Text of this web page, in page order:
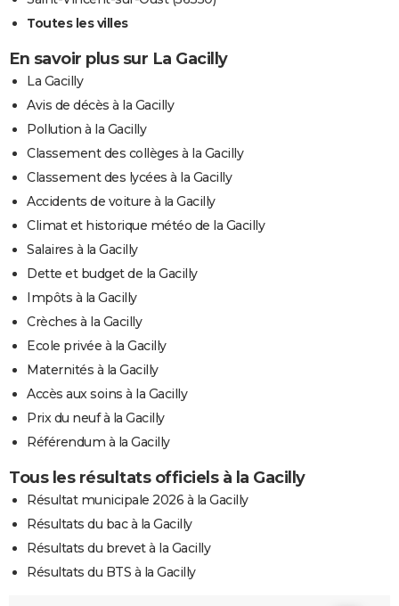
Toutes les villes
En savoir plus sur La Gacilly
La Gacilly
Avis de décès à la Gacilly
Pollution à la Gacilly
Classement des collèges à la Gacilly
Classement des lycées à la Gacilly
Accidents de voiture à la Gacilly
Climat et historique météo de la Gacilly
Salaires à la Gacilly
Dette et budget de la Gacilly
Impôts à la Gacilly
Crèches à la Gacilly
Ecole privée à la Gacilly
Maternités à la Gacilly
Accès aux soins à la Gacilly
Prix du neuf à la Gacilly
Référendum à la Gacilly
Tous les résultats officiels à la Gacilly
Résultat municipale 2026 à la Gacilly
Résultats du bac à la Gacilly
Résultats du brevet à la Gacilly
Résultats du BTS à la Gacilly